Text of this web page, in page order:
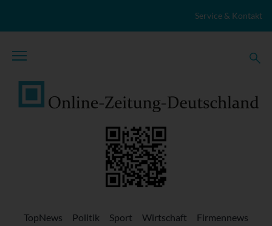
Service & Kontakt
TopNews Politik Sport Wirtschaft
Firmennews